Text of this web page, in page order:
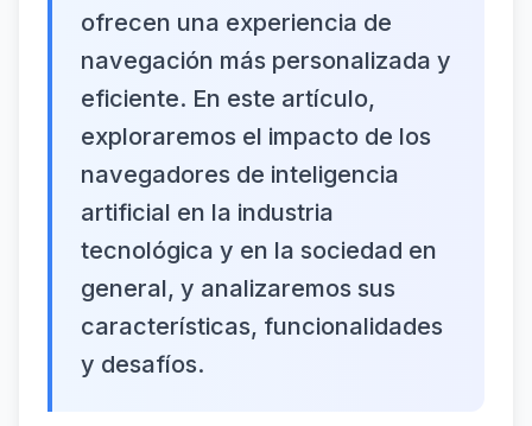
ofrecen una experiencia de
navegación más personalizada y
eficiente. En este artículo,
exploraremos el impacto de los
navegadores de inteligencia
artificial en la industria
tecnológica y en la sociedad en
general, y analizaremos sus
características, funcionalidades
y desafíos.